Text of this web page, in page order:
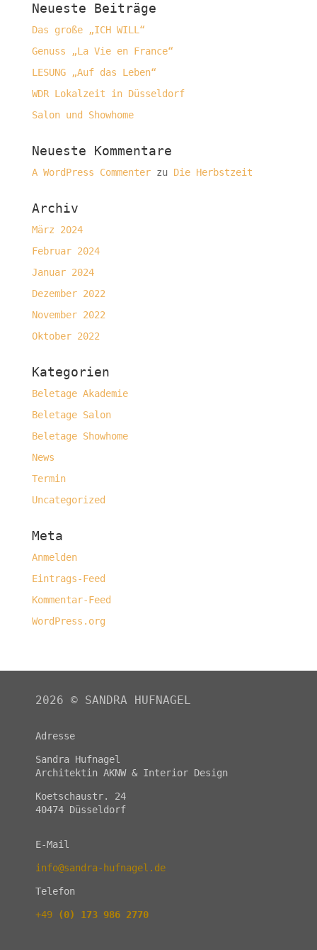
Neueste Beiträge
Das große „ICH WILL“
Genuss „La Vie en France“
LESUNG „Auf das Leben“
WDR Lokalzeit in Düsseldorf
Salon und Showhome
Neueste Kommentare
A WordPress Commenterzu Die Herbstzeit
Archiv
März 2024
Februar 2024
Januar 2024
Dezember 2022
November 2022
Oktober 2022
Kategorien
Beletage Akademie
Beletage Salon
Beletage Showhome
News
Termin
Uncategorized
Meta
Anmelden
Eintrags-Feed
Kommentar-Feed
WordPress.org
2026 © SANDRA HUFNAGEL
Adresse
Sandra Hufnagel
Architektin AKNW & Interior Design
Koetschaustr. 24
40474 Düsseldorf
E-Mail
info@sandra-hufnagel.de
Telefon
+49 (0) 173 986 2770